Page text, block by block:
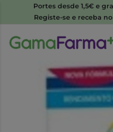
Portes desde 1,5€ e
Registe-se e receba